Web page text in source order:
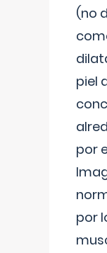
(no
piel
por
por